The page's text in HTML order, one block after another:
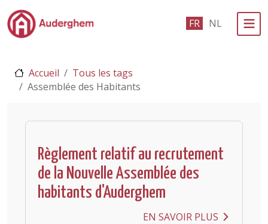
Passer au contenu principal FR NL
Événements et vie associative
En 1 clic
Accueil
Tous les tags
Assemblée des Habitants
Règlement relatif au recrutement
de la Nouvelle Assemblée des
habitants d'Auderghem
EN SAVOIR PLUS